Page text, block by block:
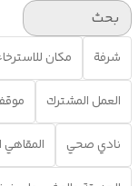
بحث
شرفة مكان
العمل المشترك
نادي صحي المقاهي